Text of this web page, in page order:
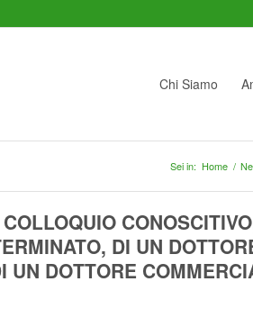
Chi Siamo
Sei in: Home /
DI UN
DOTTORE